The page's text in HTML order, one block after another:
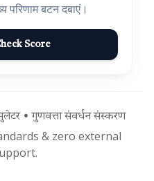
बटन दबाएं।
Score
• गुणवत्ता संवर्धन संस्करण
& zero external